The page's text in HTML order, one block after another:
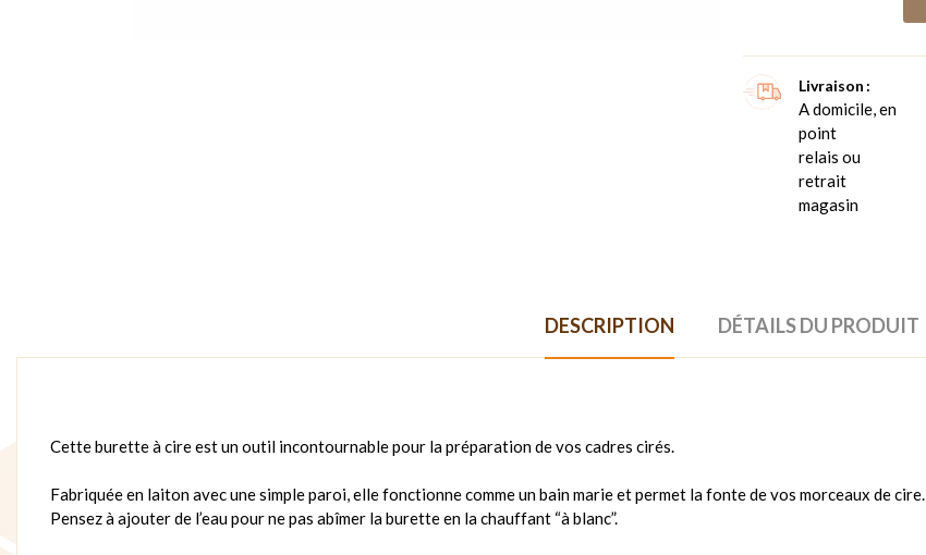
Livraison
A domicile, en
point
relais ou
retrait
magasin
DESCRIPTION DÉTAILS DU PRODUIT
Cette burette à cire est un outil incontournable pour la préparation de vos cadres cirés.
Fabriquée en laiton avec une simple paroi, elle fonctionne comme un bain marie et permet la fonte de vos morceaux de cire.
Pensez à ajouter de l’eau pour ne pas abîmer la burette en la chauffant “à blanc”.